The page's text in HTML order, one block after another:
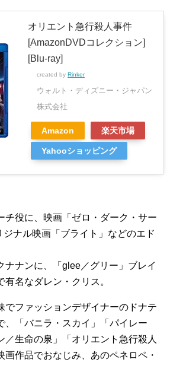
オリエント急行殺人事件
[AmazonDVDコレクション]
[Blu-ray]
created by Rinker
ウォルト・ディズニー・ジャパン
株式会社
Amazon 楽天市場
Yahooショッピング
チ役に、映画「ゼロ・ダーク・サー
ナル映画「ブライト」などのエド
ナナンに、「glee／グリー」ブレイ
名なダレン・クリス。
でファッションデザイナーのドナテ
、「バニラ・スカイ」「パイレー
／生命の泉」「オリエント急行殺人
画作品でおなじみ、あのペネロペ・